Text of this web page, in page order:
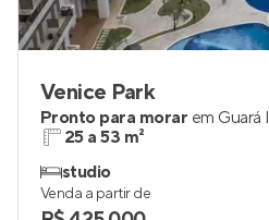
Venice Park
Pronto para morar em Guará I
25 a 53 m²
studio
Venda a partir de